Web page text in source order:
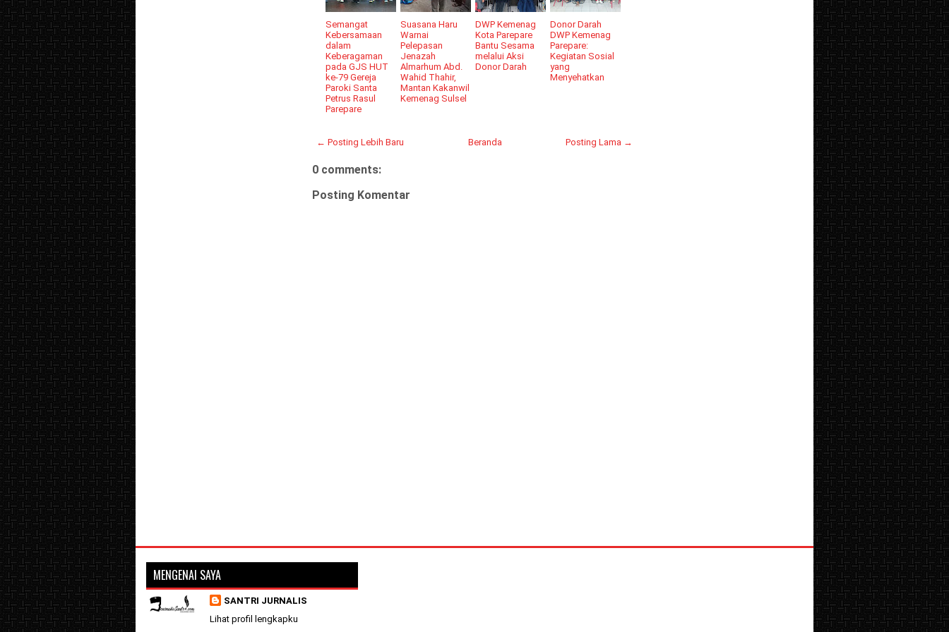
Semangat
Kebersamaan
dalam
Keberagaman
pada GJS HUT
ke-79 Gereja
Paroki Santa
Petrus Rasul
Parepare
Suasana Haru
Warnai
Pelepasan
Jenazah
Almarhum Abd.
Wahid Thahir,
Mantan Kakanwil
Kemenag Sulsel
DWP Kemenag
Kota Parepare
Bantu Sesama
melalui Aksi
Donor Darah
Donor Darah
DWP Kemenag
Parepare:
Kegiatan Sosial
yang
Menyehatkan
← Posting Lebih Baru Posting Lama →
Beranda
0 comments:
Posting Komentar
MENGENAI SAYA
SANTRI JURNALIS
Lihat profil lengkapku